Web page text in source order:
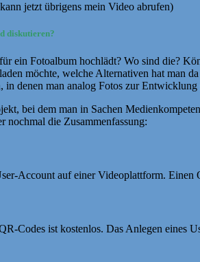
jetzt übrigens mein Video abrufen)
diskutieren?
ein Fotoalbum hochlädt? Wo sind die?
möchte, welche Alternativen hat man
in denen man analog Fotos zur Entwicklung
bei dem man in Sachen
nochmal die Zusammenfassung:
Account auf einer Videoplattform.
Codes ist kostenlos. Das Anlegen eines